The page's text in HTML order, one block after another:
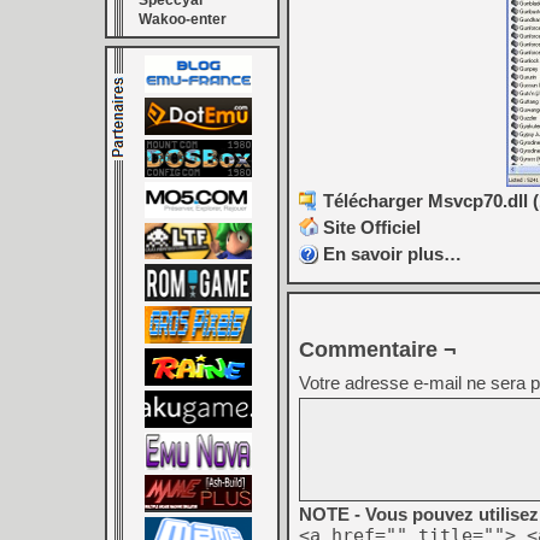
Wakoo-enter
Télécharger Msvcp70.dll
Site Officiel
En savoir plus…
Commentaire ¬
Votre adresse e-mail ne sera
NOTE - Vous pouvez
<a href="" title="">